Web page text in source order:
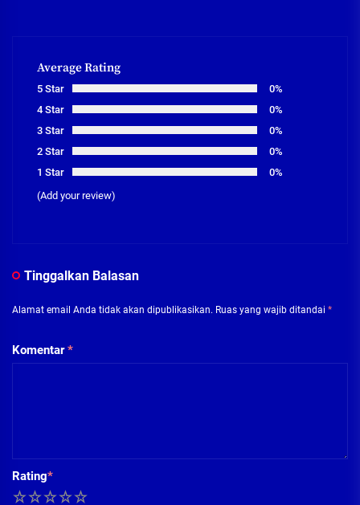
Average Rating
5 Star
0%
4 Star
0%
3 Star
0%
2 Star
0%
1 Star
0%
(Add your review)
Tinggalkan Balasan
Alamat email Anda tidak akan dipublikasikan. Ruas yang wajib ditandai *
Komentar*
Rating*
5
4
3
2